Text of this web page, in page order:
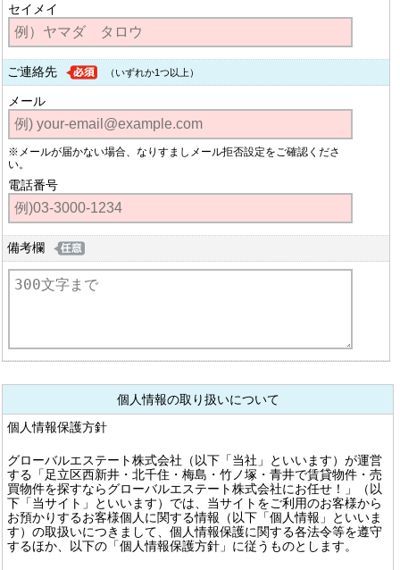
セイメイ
ご連絡先 （いずれか1つ以上）
メール
※メールが届かない場合、なりすましメール拒否設定をご確認くださ
い。
電話番号
備考欄
個人情報の取り扱いについて
個人情報保護方針
グローバルエステート株式会社（以下「当社」といいます）が運営
する「足立区西新井・北千住・梅島・竹ノ塚・青井で賃貸物件・売
買物件を探すならグローバルエステート株式会社にお任せ！」（以
下「当サイト」といいます）では、当サイトをご利用のお客様から
お預かりするお客様個人に関する情報（以下「個人情報」といいま
す）の取扱いにつきまして、個人情報保護に関する各法令等を遵守
するほか、以下の「個人情報保護方針」に従うものとします。